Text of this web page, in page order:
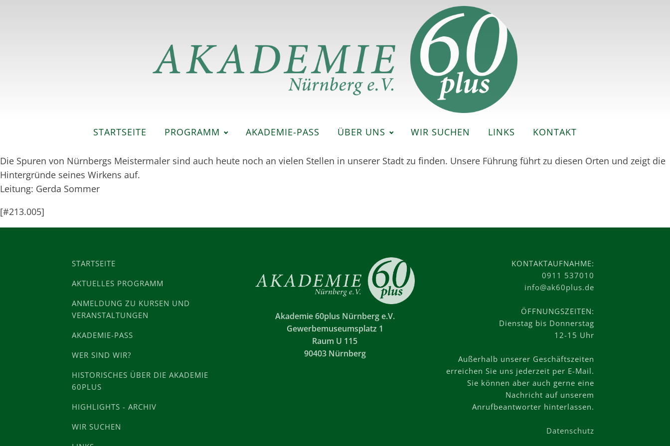
STARTSEITE PROGRAMM AKADEMIE-PASS ÜBER UNS WIR SUCHEN LINKS KONTAKT
Die Spuren von Nürnbergs Meistermaler sind auch heute noch an vielen Stellen in unserer Stadt zu finden. Unsere Führung führt zu diesen Orten und zeigt die
Hintergründe seines Wirkens auf.
Leitung: Gerda Sommer
[#213.005]
STARTSEITE
AKTUELLES PROGRAMM
ANMELDUNG ZU KURSEN UND
VERANSTALTUNGEN
AKADEMIE-PASS
WER SIND WIR?
HISTORISCHES ÜBER DIE AKADEMIE
60PLUS
HIGHLIGHTS - ARCHIV
WIR SUCHEN
Akademie 60plus Nürnberg e.V.
Gewerbemuseumsplatz 1
Raum U 115
90403 Nürnberg
KONTAKTAUFNAHME:
0911 537010
info@ak60plus.de
ÖFFNUNGSZEITEN:
Dienstag bis Donnerstag
12-15 Uhr
Außerhalb unserer Geschäftszeiten
erreichen Sie uns jederzeit per E-Mail.
Sie können aber auch gerne eine
Nachricht auf unserem
Anrufbeantworter hinterlassen.
Datenschutz